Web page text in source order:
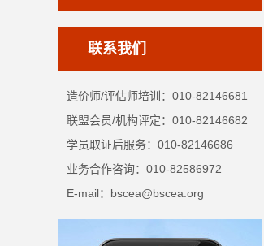
联系我们
造价师/评估师培训：010-82146681
联盟会员/机构评定：010-82146682
学员取证后服务：010-82146686
业务合作咨询：010-82586972
E-mail：bscea@bscea.org